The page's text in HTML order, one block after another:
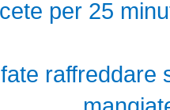
per 25
raffreddare